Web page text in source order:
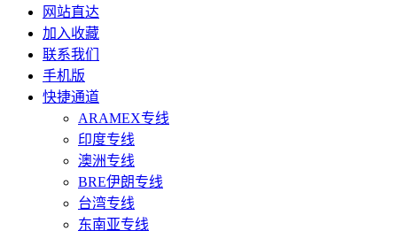
网站直达
加入收藏
联系我们
手机版
快捷通道
ARAMEX专线
印度专线
澳洲专线
BRE伊朗专线
台湾专线
东南亚专线